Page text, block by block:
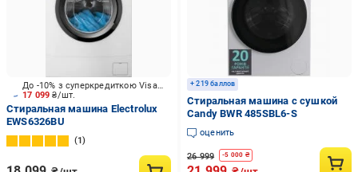
17 099₴/шт.
До -10% з суперкредиткою Visa Вигода
Стиральная машина Electrolux
EWS6326BU
1
+ 219 баллов
Стиральная машина с сушкой
Candy BWR 485SBL6-S
оценить
26 999 -5 000 ₴